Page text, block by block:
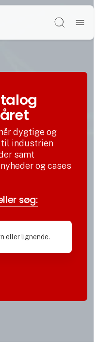
Søg
dygtige og
til industrien
samt
og cases
søg: